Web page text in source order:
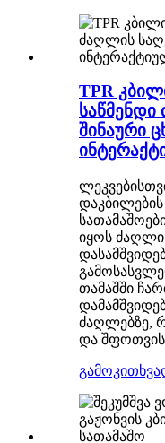
TPR
საწმენდი
შინაური
იყოს
თამაშში
ძაღლებზე,
და შფოთვის
გამოკითხვა